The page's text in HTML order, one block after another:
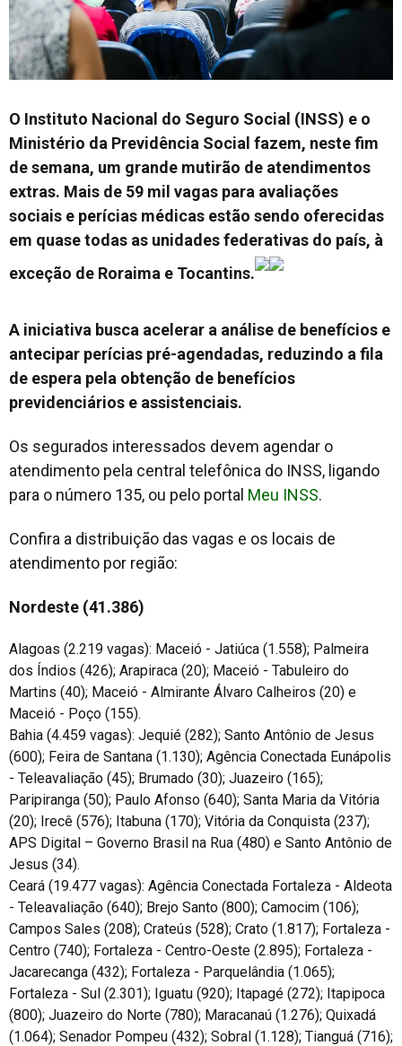
O Instituto Nacional do Seguro Social (INSS) e o
Ministério da Previdência Social fazem, neste fim
de semana, um grande mutirão de atendimentos
extras. Mais de 59 mil vagas para avaliações
sociais e perícias médicas estão sendo oferecidas
em quase todas as unidades federativas do país, à
exceção de Roraima e Tocantins.
A iniciativa busca acelerar a análise de benefícios e
antecipar perícias pré-agendadas, reduzindo a fila
de espera pela obtenção de benefícios
previdenciários e assistenciais.
Os segurados interessados devem agendar o
atendimento pela central telefônica do INSS, ligando
para o número 135, ou pelo portal Meu INSS.
Confira a distribuição das vagas e os locais de
atendimento por região:
Nordeste (41.386)
Alagoas (2.219 vagas): Maceió - Jatiúca (1.558); Palmeira
dos Índios (426); Arapiraca (20); Maceió - Tabuleiro do
Martins (40); Maceió - Almirante Álvaro Calheiros (20) e
Maceió - Poço (155).
Bahia (4.459 vagas): Jequié (282); Santo Antônio de Jesus
(600); Feira de Santana (1.130); Agência Conectada Eunápolis
- Teleavaliação (45); Brumado (30); Juazeiro (165);
Paripiranga (50); Paulo Afonso (640); Santa Maria da Vitória
(20); Irecê (576); Itabuna (170); Vitória da Conquista (237);
APS Digital – Governo Brasil na Rua (480) e Santo Antônio de
Jesus (34).
Ceará (19.477 vagas): Agência Conectada Fortaleza - Aldeota
- Teleavaliação (640); Brejo Santo (800); Camocim (106);
Campos Sales (208); Crateús (528); Crato (1.817); Fortaleza -
Centro (740); Fortaleza - Centro-Oeste (2.895); Fortaleza -
Jacarecanga (432); Fortaleza - Parquelândia (1.065);
Fortaleza - Sul (2.301); Iguatu (920); Itapagé (272); Itapipoca
(800); Juazeiro do Norte (780); Maracanaú (1.276); Quixadá
(1.064); Senador Pompeu (432); Sobral (1.128); Tianguá (716);